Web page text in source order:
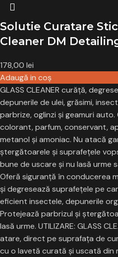
Solutie Curatare
Cleaner DM
178,00 lei
Adaugă in coş
GLASS CLEANER curăţă,
depunerile de ulei, grăsimi,
parbrize, oglinzi şi geamuri
colorant, parfum, conservant,
metanol şi amoniac. Nu atacă
ştergătoarele şi suprafeţele
bune de uscare şi nu lasă urme
Oferă siguranţă în conducerea
și degresează suprafețele pe
eficient insectele, depunerile
Protejează parbrizul și
lasă urme. UTILIZARE: GLASS
atare, direct pe suprafața de
cu o lavetă curată și uscată din